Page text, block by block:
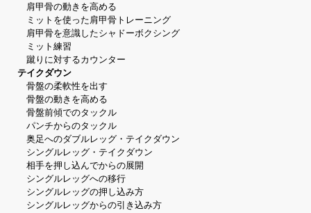
肩甲骨の動きを高める
ミットを使った肩甲骨トレーニング
肩甲骨を意識したシャドーボクシング
ミット練習
蹴りに対するカウンター
テイクダウン
骨盤の柔軟性を出す
骨盤の動きを高める
骨盤前傾でのタックル
パンチからのタックル
奥足へのダブルレッグ・テイクダウン
シングルレッグ・テイクダウン
相手を押し込んでからの展開
シングルレッグへの移行
シングルレッグの押し込み方
シングルレッグからの引き込み方